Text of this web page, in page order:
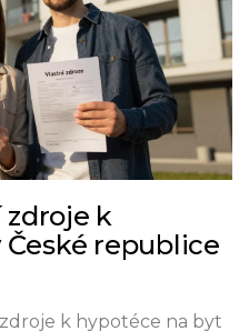
zdroje k
republice
k hypotéce na byt